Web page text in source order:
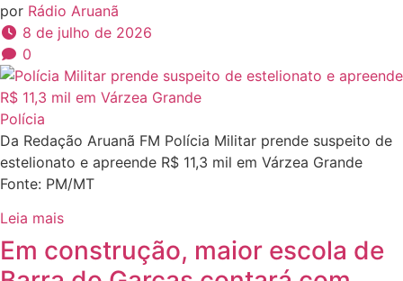
por Rádio Aruanã
8 de julho de 2026
0
Polícia
Da Redação Aruanã FM Polícia Militar prende suspeito de
estelionato e apreende R$ 11,3 mil em Várzea Grande
Fonte: PM/MT
Leia mais
Em construção, maior escola de